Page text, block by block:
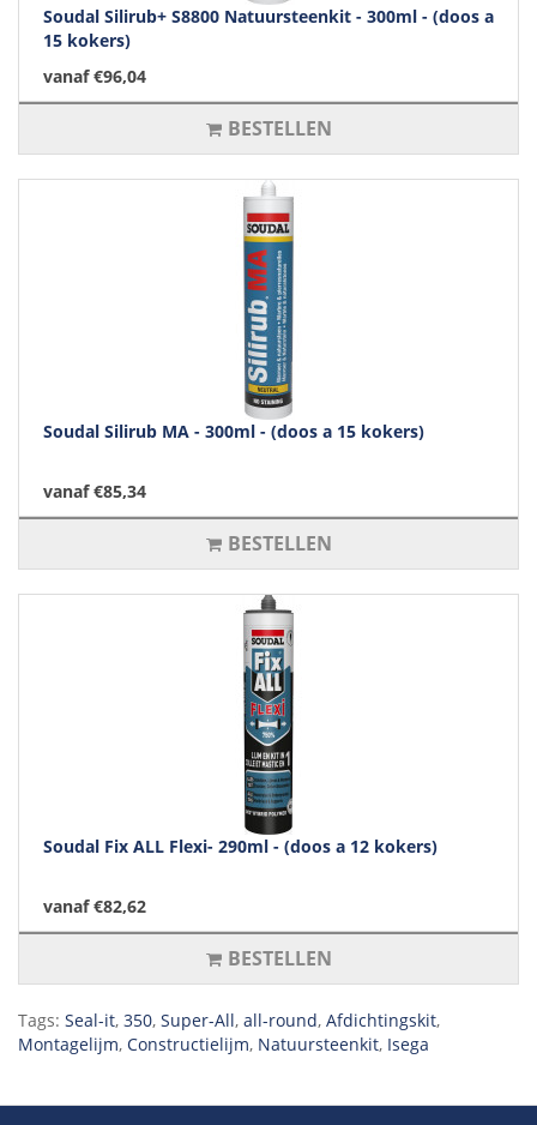
Soudal Silirub+ S8800 Natuursteenkit - 300ml - (doos a
15 kokers)
vanaf €96,04
BESTELLEN
Soudal Silirub MA - 300ml - (doos a 15 kokers)
vanaf €85,34
BESTELLEN
Soudal Fix ALL Flexi- 290ml - (doos a 12 kokers)
vanaf €82,62
BESTELLEN
Tags: Seal-it, 350, Super-All, all-round, Afdichtingskit,
Montagelijm, Constructielijm, Natuursteenkit, Isega